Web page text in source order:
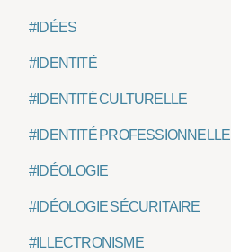
#IDÉES
#IDENTITÉ
#IDENTITÉ CULTURELLE
#IDENTITÉ PROFESSIONNELLE
#IDÉOLOGIE
#IDÉOLOGIE SÉCURITAIRE
#ILLECTRONISME